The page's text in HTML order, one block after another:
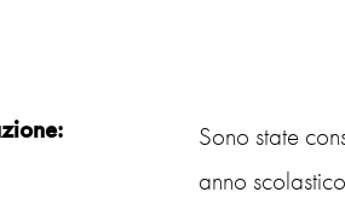
Sono state
anno